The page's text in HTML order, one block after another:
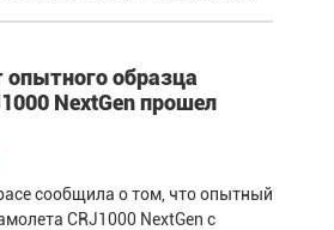
образца
NextGen прошел
сообщила о том, что опытный
CRJ1000 NextGen с